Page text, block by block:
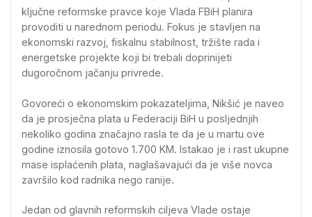
ključne reformske pravce koje Vlada FBiH planira
provoditi u narednom periodu. Fokus je stavljen na
ekonomski razvoj, fiskalnu stabilnost, tržište rada i
energetske projekte koji bi trebali doprinijeti
dugoročnom jačanju privrede.
Govoreći o ekonomskim pokazateljima, Nikšić je naveo
da je prosječna plata u Federaciji BiH u posljednjih
nekoliko godina značajno rasla te da je u martu ove
godine iznosila gotovo 1.700 KM. Istakao je i rast ukupne
mase isplaćenih plata, naglašavajući da je više novca
završilo kod radnika nego ranije.
Jedan od glavnih reformskih ciljeva Vlade ostaje